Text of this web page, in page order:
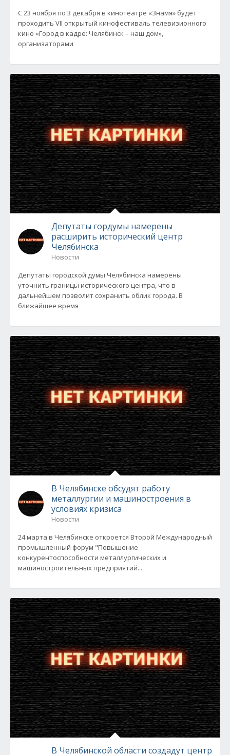
С 23 ноября по 3 декабря в кинотеатре «Знамя» будет
проходить VII открытый кинофестиваль телевизионного
кино «Город в кадре: Челябинск – наш дом»,
организаторами
Депутаты гордумы намерены
расширить исторический центр
Челябинска
Новости
Депутаты городской думы Челябинска намерены
уточнить границы исторического центра, что в
дальнейшем позволит сохранить облик города. В
ближайшее время
В Челябинске обсудят работу
металлургии и машиностроения в
условиях кризиса
Новости
24 марта в Челябинске откроется Второй Международный
промышленный форум "Повышение
конкурентоспособности металлургических и
машиностроительных предприятий...
В Челябинской области создадут центр